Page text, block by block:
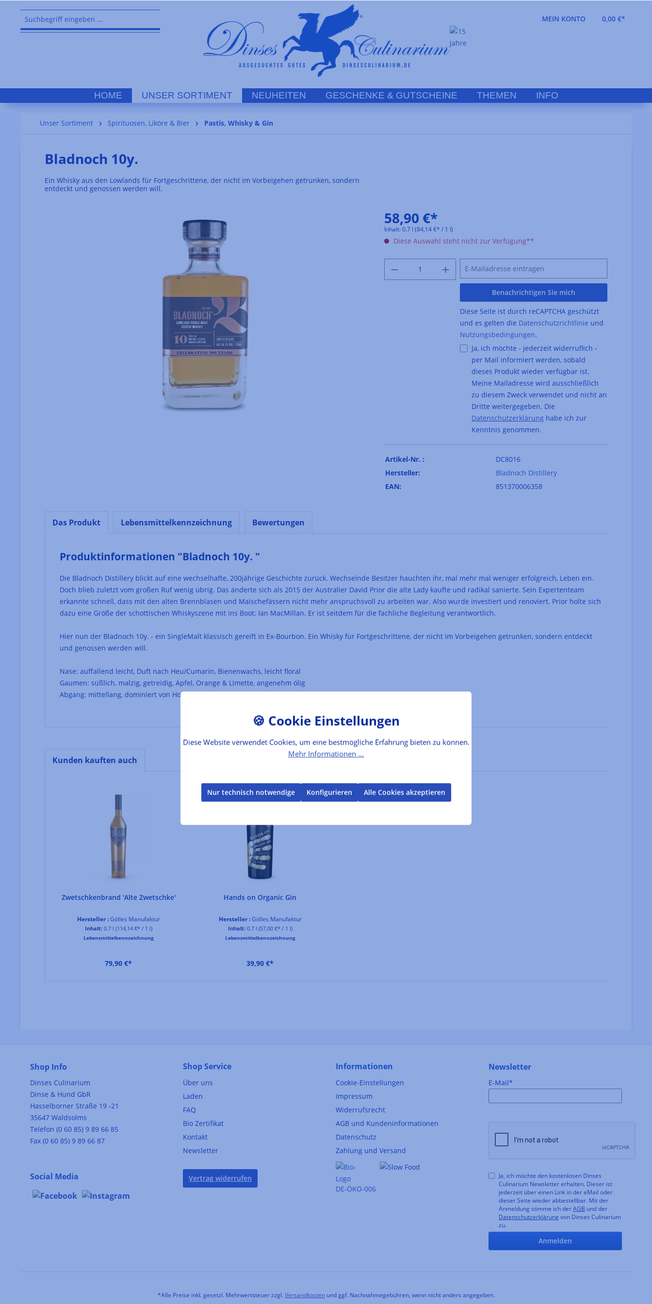
Zur Hauptnavigation springen
MEIN KONTO
0,00 €*
HOME UNSER SORTIMENT NEUHEITEN GESCHENKE & GUTSCHEINE THEMEN INFO
Unser Sortiment Spirituosen, Liköre & Bier Pastis, Whisky & Gin
Bladnoch 10y.
Ein Whisky aus den Lowlands für Fortgeschrittene, der nicht im Vorbeigehen getrunken, sondern
entdeckt und genossen werden will.
58,90 €*
Inhalt: 0.7 l (84,14 €* / 1 l)
Diese Auswahl steht nicht zur Verfügung**
Benachrichtigen Sie mich
Diese Seite ist durch reCAPTCHA geschützt
und es gelten die Datenschutzrichtlinie und
Nutzungsbedingungen.
Ja, ich möchte - jederzeit widerruflich -
per Mail informiert werden, sobald
dieses Produkt wieder verfügbar ist.
Meine Mailadresse wird ausschließlich
zu diesem Zweck verwendet und nicht an
Dritte weitergegeben. Die
Datenschutzerklärunghabe ich zur
Kenntnis genommen.
Artikel-Nr. :
DC8016
Hersteller:
Bladnoch Distillery
EAN:
851370006358
Das Produkt Lebensmittelkennzeichnung Bewertungen
Produktinformationen "Bladnoch 10y. "
Die Bladnoch Distillery blickt auf eine wechselhafte, 200jährige Geschichte zurück. Wechselnde Besitzer hauchten ihr, mal mehr mal weniger erfolgreich, Leben ein.
Doch blieb zuletzt vom großen Ruf wenig übrig. Das änderte sich als 2015 der Australier David Prior die alte Lady kaufte und radikal sanierte. Sein Expertenteam
erkannte schnell, dass mit den alten Brennblasen und Maischefässern nicht mehr anspruchsvoll zu arbeiten war. Also wurde investiert und renoviert. Prior holte sich
dazu eine Größe der schottischen Whiskyszene mit ins Boot: Ian MacMillan. Er ist seitdem für die fachliche Begleitung verantwortlich.
Hier nun der Bladnoch 10y. - ein SingleMalt klassisch gereift in Ex-Bourbon. Ein Whisky für Fortgeschrittene, der nicht im Vorbeigehen getrunken, sondern entdeckt
und genossen werden will.
Nase: auffallend leicht, Duft nach Heu/Cumarin, Bienenwachs, leicht floral
Gaumen: süßlich, malzig, getreidig, Apfel, Orange & Limette, angenehm ölig
Abgang: mittellang, dominiert von Holz, fruchtig
Kunden kauften auch
Zwetschkenbrand 'Alte Zwetschke'
Hersteller :Gölles Manufaktur
Inhalt: 0.7 l (114,14 €* / 1 l)
Lebensmittelkennzeichnung
79,90 €*
Hands on Organic Gin
Hersteller :Gölles Manufaktur
Inhalt: 0.7 l (57,00 €* / 1 l)
Lebensmittelkennzeichnung
39,90 €*
Shop Info
Dinses Culinarium
Dinse & Hund GbR
Hasselborner Straße 19 -21
35647 Waldsolms
Telefon (0 60 85) 9 89 66 85
Fax (0 60 85) 9 89 66 87
Social Media
Shop Service
Über uns
Laden
FAQ
Bio Zertifikat
Kontakt
Newsletter
Vertrag widerrufen
Informationen
Cookie-Einstellungen
Impressum
Widerrufsrecht
AGB und Kundeninformationen
Datenschutz
Zahlung und Versand
DE-ÖKO-006
Newsletter
E-Mail*
Ja, ich möchte den kostenlosen Dinses
Culinarium Newsletter erhalten. Dieser ist
jederzeit über einen Link in der eMail oder
dieser Seite wieder abbestellbar. Mit der
Anmeldung stimme ich derAGB und der
Datenschutzerklärung von Dinses Culinarium
zu.
Anmelden
*Alle Preise inkl. gesetzl. Mehrwertsteuer zzgl. Versandkostenund ggf. Nachnahmegebühren, wenn nicht anders angegeben.
Diese Website verwendet Cookies, um eine bestmögliche Erfahrung bieten zu können.
Mehr Informationen ...
Nur technisch notwendige Konfigurieren Alle Cookies akzeptieren